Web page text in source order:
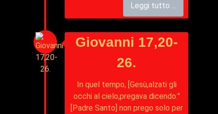
Leggi tutto ...
Giovanni 17,20-
26.
In quel tempo, [Gesù,alzati gli
occhi al cielo,pregava dicendo:"
[Padre Santo] non prego solo per